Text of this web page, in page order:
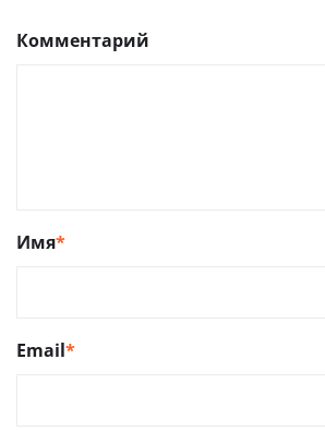
Комментарий
Имя*
Email*